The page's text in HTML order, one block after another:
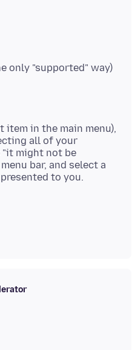
only "supported" way)
in the main menu),
all of your
"it might not be
bar, and select a